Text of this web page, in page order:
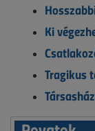
Ki
Tragikus